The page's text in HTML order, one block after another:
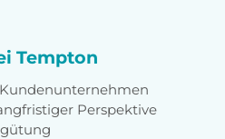
Tempton
Perspektive